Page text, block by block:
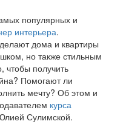
популярных и
интерьера.
дома и квартиры
но также стильным
чтобы получить
Помогают ли
мечту? Об этом и
курса
Сулимской.